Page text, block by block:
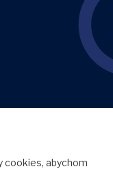
cookies, abychom